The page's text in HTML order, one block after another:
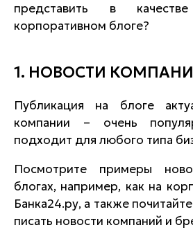
представить в
корпоративном блоге?
1. НОВОСТИ
Публикация на блоге
компании – очень
подходит для любого типа
Посмотрите примеры
блогах, например, как на
Банка24.ру, а также
писать новости компаний и